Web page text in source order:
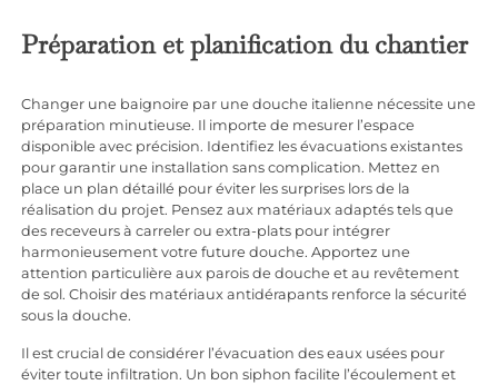
Préparation et planification du chantier
Changer une baignoire par une douche italienne nécessite une
préparation minutieuse. Il importe de mesurer l’espace
disponible avec précision. Identifiez les évacuations existantes
pour garantir une installation sans complication. Mettez en
place un plan détaillé pour éviter les surprises lors de la
réalisation du projet. Pensez aux matériaux adaptés tels que
des receveurs à carreler ou extra-plats pour intégrer
harmonieusement votre future douche. Apportez une
attention particulière aux parois de douche et au revêtement
de sol. Choisir des matériaux antidérapants renforce la sécurité
sous la douche.
Il est crucial de considérer l’évacuation des eaux usées pour
éviter toute infiltration. Un bon siphon facilite l’écoulement et